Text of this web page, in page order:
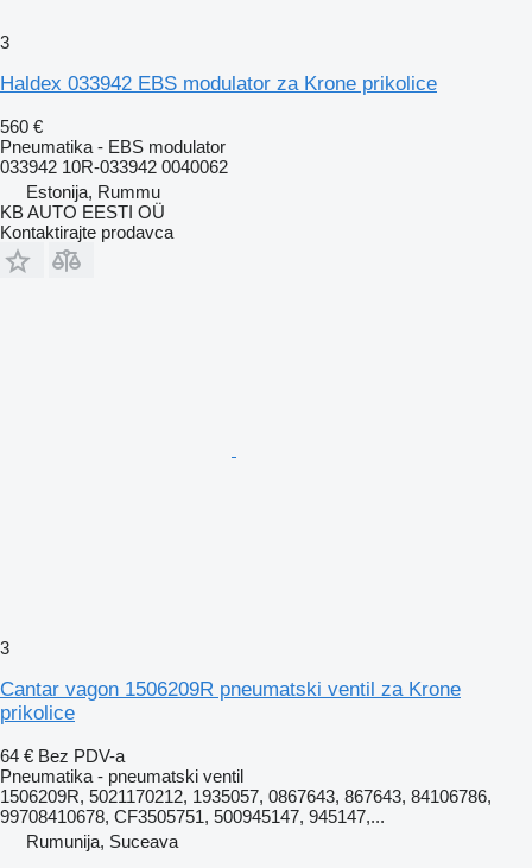
3
Haldex 033942 EBS modulator za Krone prikolice
560 €
Pneumatika - EBS modulator
033942 10R-033942 0040062
Estonija, Rummu
KB AUTO EESTI OÜ
Kontaktirajte prodavca
3
Cantar vagon 1506209R pneumatski ventil za Krone
prikolice
64 € Bez PDV-a
Pneumatika - pneumatski ventil
1506209R, 5021170212, 1935057, 0867643, 867643, 84106786,
99708410678, CF3505751, 500945147, 945147,...
Rumunija, Suceava